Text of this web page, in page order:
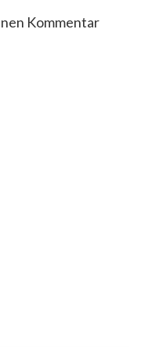
Kommentar